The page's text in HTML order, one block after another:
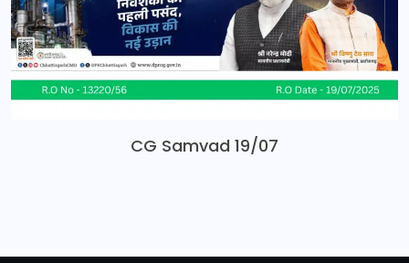
CG Samvad 19/07